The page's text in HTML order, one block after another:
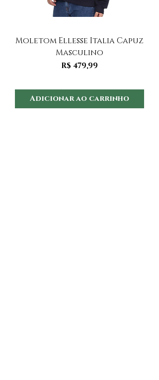
Moletom Ellesse Italia Capuz
Masculino
Preço
R$ 479,99
Adicionar ao carrinho